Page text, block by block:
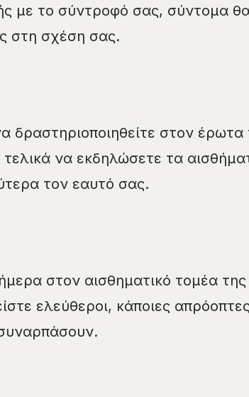
με το σύντροφό σας, σύντομα
στη σχέση σας.
δραστηριοποιηθείτε στον
να εκδηλώσετε τα
τον εαυτό σας.
στον αισθηματικό τομέα της
ελεύθεροι, κάποιες